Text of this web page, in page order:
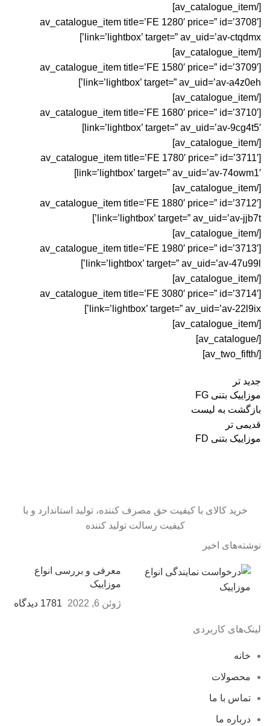
[/av_catalogue_item]
[av_catalogue_item title=’FE 1280′ price=” id=’3708′
link=’lightbox’ target=” av_uid=’av-ctqdmx’]
[/av_catalogue_item]
[av_catalogue_item title=’FE 1580′ price=” id=’3709′
link=’lightbox’ target=” av_uid=’av-a4z0eh’]
[/av_catalogue_item]
[av_catalogue_item title=’FE 1680′ price=” id=’3710′
link=’lightbox’ target=” av_uid=’av-9cg4t5′]
[/av_catalogue_item]
[av_catalogue_item title=’FE 1780′ price=” id=’3711′
link=’lightbox’ target=” av_uid=’av-74owm1′]
[/av_catalogue_item]
[av_catalogue_item title=’FE 1880′ price=” id=’3712′
link=’lightbox’ target=” av_uid=’av-jjb7t’]
[/av_catalogue_item]
[av_catalogue_item title=’FE 1980′ price=” id=’3713′
link=’lightbox’ target=” av_uid=’av-47u99l’]
[/av_catalogue_item]
[av_catalogue_item title=’FE 3080′ price=” id=’3714′
link=’lightbox’ target=” av_uid=’av-22l9ix’]
[/av_catalogue_item]
[/av_catalogue]
[/av_two_fifth]
جدید تر
موزاییک بتنی FG
بازگشت به لیست
قدیمی تر
موزاییک بتنی FD
خرید کالای با کیفیت حق مصرف کننده، تولید استاندارد و با
کیفیت رسالت تولید کننده
نوشته‌های اخیر
معرفی و بررسی انواع
موزاییک
ژوئن 6, 2022
1781 دیدگاه
لینک‌های کاربردی
خانه
محصولات
تماس با ما
درباره ما